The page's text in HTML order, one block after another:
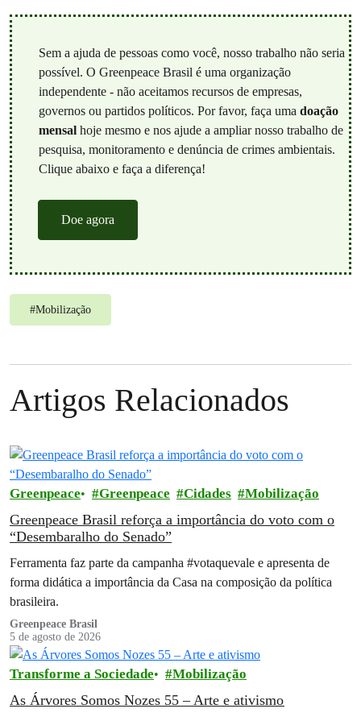
Sem a ajuda de pessoas como você, nosso trabalho não seria
possível. O Greenpeace Brasil é uma organização
independente - não aceitamos recursos de empresas,
governos ou partidos políticos. Por favor, faça uma doação
mensalhoje mesmo e nos ajude a ampliar nosso trabalho de
pesquisa, monitoramento e denúncia de crimes ambientais.
Clique abaixo e faça a diferença!
Doe agora
#Mobilização
Artigos Relacionados
Greenpeace Greenpeace Cidades Mobilização
Greenpeace Brasil reforça a importância do voto com o
“Desembaralho do Senado”
Ferramenta faz parte da campanha #votaquevale e apresenta de
forma didática a importância da Casa na composição da política
brasileira.
Greenpeace Brasil
5 de agosto de 2026
Transforme a Sociedade Mobilização
As Árvores Somos Nozes 55 – Arte e ativismo